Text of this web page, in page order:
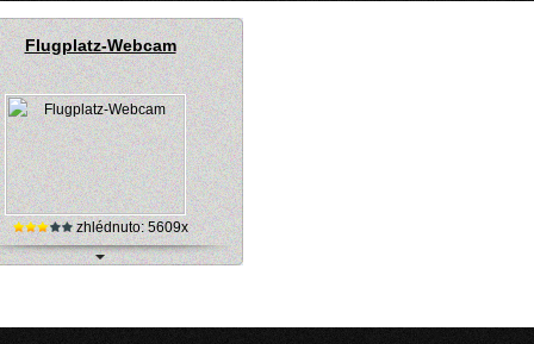
Flugplatz-Webcam
zhlédnuto: 5609x